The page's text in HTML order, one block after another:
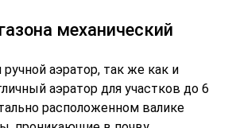
механический
аэратор, так же как и
аэратор для участков до 6
расположенном валике